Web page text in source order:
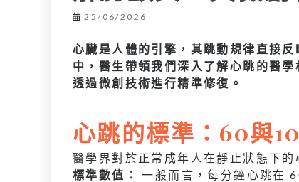
25/06/2026
心臟是人體的引擎，其跳動規律直接
中，醫生帶領我們深入了解心跳的醫
透過微創技術進行精準修復。
心跳的標準：60與
醫學界對於正常成年人在靜止狀態下的
標準數值：
一般而言，每分鐘心跳在